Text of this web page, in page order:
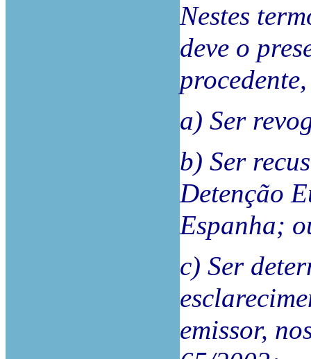
Nestes
deve o
a) Ser
b) Ser
Detenção
Espanha;
c) Ser
emissor,